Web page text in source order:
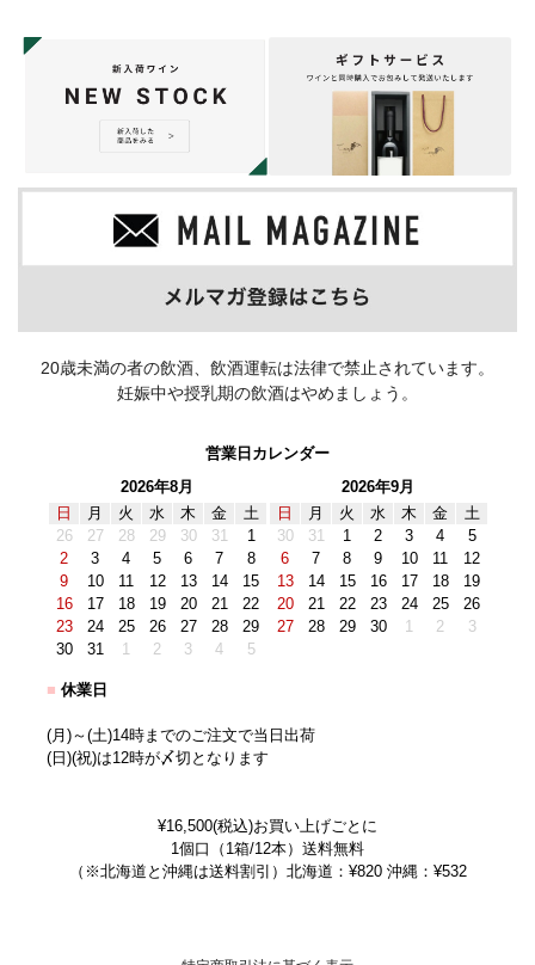
20歳未満の者の飲酒、飲酒運転は法律で禁止されています。
妊娠中や授乳期の飲酒はやめましょう。
営業日カレンダー
2026年8月
日
月 火 水 木 金
土
26
27 28 29 30 31
1
2
3 4 5 6 7
8
9
10 11 12 13 14
15
16
17 18 19 20 21
22
23
24 25 26 27 28
29
30
31 1 2 3 4 5
2026年9月
日
月 火 水 木 金
土
30
31 1 2 3 4
5
6
7 8 9 10 11
12
13
14 15 16 17 18
19
20
21 22 23 24 25
26
27
28 29 30 1 2 3
■ 休業日
(月)～(土)14時までのご注文で当日出荷
(日)(祝)は12時が〆切となります
¥16,500(税込)お買い上げごとに
1個口（1箱/12本）送料無料
（※北海道と沖縄は送料割引）北海道：¥820 沖縄：¥532